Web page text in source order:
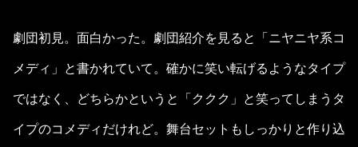
劇団初見。面白かった。劇団紹介を見ると「ニヤニヤ系コ
メディ」と書かれていて。確かに笑い転げるようなタイプ
ではなく、どちらかというと「ククク」と笑ってしまうタ
イプのコメディだけれど。舞台セットもしっかりと作り込